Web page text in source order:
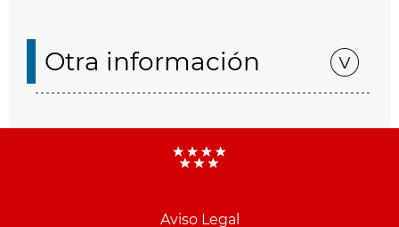
Otra información
Aviso Legal